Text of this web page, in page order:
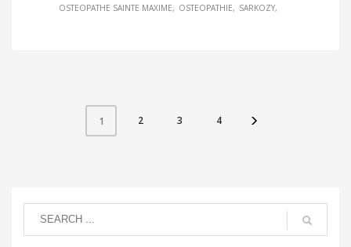
OSTEOPATHE SAINTE MAXIME
OSTEOPATHIE SARKOZY
1 2 3 4